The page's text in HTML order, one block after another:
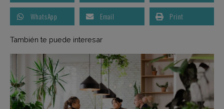
WhatsApp Email Print
También te puede interesar